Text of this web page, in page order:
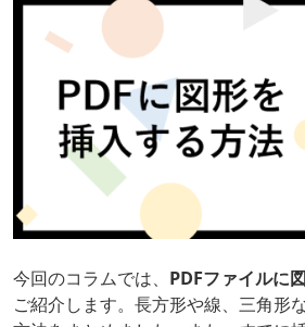
今回のコラムでは、 PDFファイルに
ご紹介します。長方形や線、三角形